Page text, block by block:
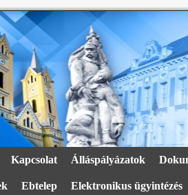
Kapcsolat Álláspályázatok
Ebtelep Elektronikus ügyintézés